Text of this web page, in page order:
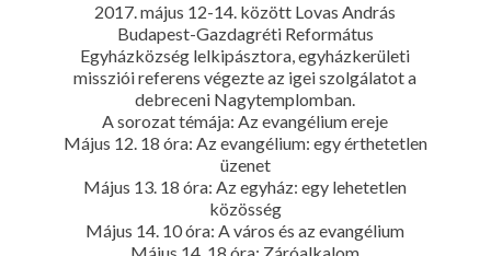
2017. május 12-14. között Lovas András
Budapest-Gazdagréti Református
Egyházközség lelkipásztora, egyházkerületi
missziói referens végezte az igei szolgálatot a
debreceni Nagytemplomban.
A sorozat témája: Az evangélium ereje
Május 12. 18 óra: Az evangélium: egy érthetetlen
üzenet
Május 13. 18 óra: Az egyház: egy lehetetlen
közösség
Május 14. 10 óra: A város és az evangélium